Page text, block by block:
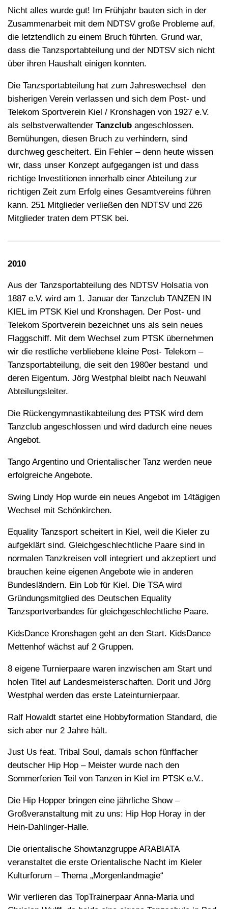
Nicht alles wurde gut! Im Frühjahr bauten sich in der
Zusammenarbeit mit dem NDTSV große Probleme auf,
die letztendlich zu einem Bruch führten. Grund war,
dass die Tanzsportabteilung und der NDTSV sich nicht
über ihren Haushalt einigen konnten.
Die Tanzsportabteilung hat zum Jahreswechsel den
bisherigen Verein verlassen und sich dem Post- und
Telekom Sportverein Kiel / Kronshagen von 1927 e.V.
als selbstverwaltender Tanzclub angeschlossen.
Bemühungen, diesen Bruch zu verhindern, sind
durchweg gescheitert. Ein Fehler – denn heute wissen
wir, dass unser Konzept aufgegangen ist und dass
richtige Investitionen innerhalb einer Abteilung zur
richtigen Zeit zum Erfolg eines Gesamtvereins führen
kann. 251 Mitglieder verließen den NDTSV und 226
Mitglieder traten dem PTSK bei.
2010
Aus der Tanzsportabteilung des NDTSV Holsatia von
1887 e.V. wird am 1. Januar der Tanzclub TANZEN IN
KIEL im PTSK Kiel und Kronshagen. Der Post- und
Telekom Sportverein bezeichnet uns als sein neues
Flaggschiff. Mit dem Wechsel zum PTSK übernehmen
wir die restliche verbliebene kleine Post- Telekom –
Tanzsportabteilung, die seit den 1980er bestand und
deren Eigentum. Jörg Westphal bleibt nach Neuwahl
Abteilungsleiter.
Die Rückengymnastikabteilung des PTSK wird dem
Tanzclub angeschlossen und wird dadurch eine neues
Angebot.
Tango Argentino und Orientalischer Tanz werden neue
erfolgreiche Angebote.
Swing Lindy Hop wurde ein neues Angebot im 14tägigen
Wechsel mit Schönkirchen.
Equality Tanzsport scheitert in Kiel, weil die Kieler zu
aufgeklärt sind. Gleichgeschlechtliche Paare sind in
normalen Tanzkreisen voll integriert und akzeptiert und
brauchen keine eigenen Angebote wie in anderen
Bundesländern. Ein Lob für Kiel. Die TSA wird
Gründungsmitglied des Deutschen Equality
Tanzsportverbandes für gleichgeschlechtliche Paare.
KidsDance Kronshagen geht an den Start. KidsDance
Mettenhof wächst auf 2 Gruppen.
8 eigene Turnierpaare waren inzwischen am Start und
holen Titel auf Landesmeisterschaften. Dorit und Jörg
Westphal werden das erste Lateinturnierpaar.
Ralf Howaldt startet eine Hobbyformation Standard, die
sich aber nur 2 Jahre hält.
Just Us feat. Tribal Soul, damals schon fünffacher
deutscher Hip Hop – Meister wurde nach den
Sommerferien Teil von Tanzen in Kiel im PTSK e.V..
Die Hip Hopper bringen eine jährliche Show –
Großveranstaltung mit zu uns: Hip Hop Horay in der
Hein-Dahlinger-Halle.
Die orientalische Showtanzgruppe ARABIATA
veranstaltet die erste Orientalische Nacht im Kieler
Kulturforum – Thema „Morgenlandmagie“
Wir verlieren das TopTrainerpaar Anna-Maria und